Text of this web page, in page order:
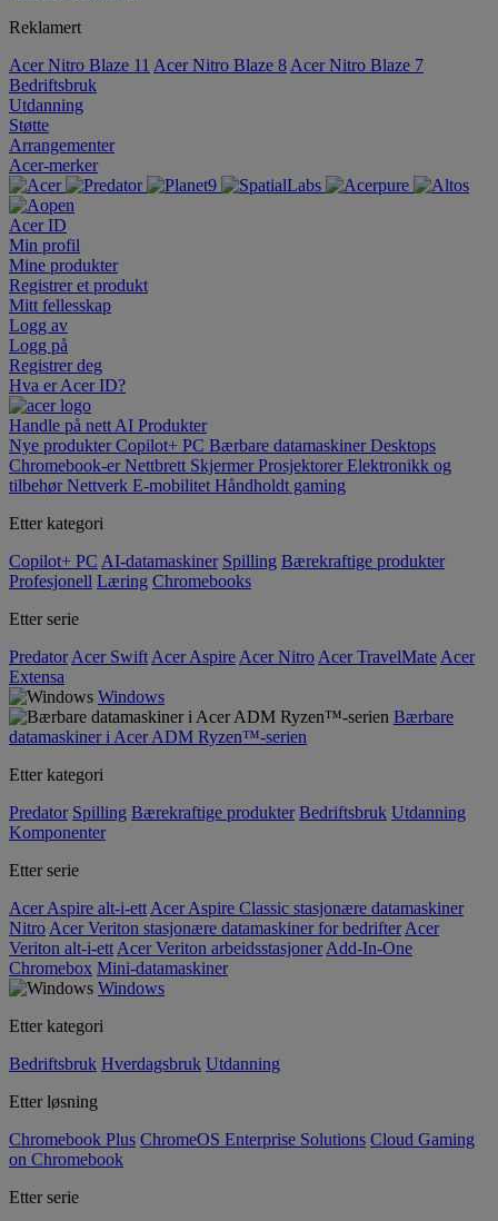
Reklamert
Acer Nitro Blaze 11 Acer Nitro Blaze 8 Acer Nitro Blaze 7
Bedriftsbruk
Utdanning
Støtte
Arrangementer
Acer-merker
Acer ID
Min profil
Mine produkter
Registrer et produkt
Mitt fellesskap
Logg av
Logg på
Registrer deg
Hva er Acer ID?
Handle på nett AI Produkter
Nye produkterCopilot+ PC Bærbare datamaskinerDesktops
Chromebook-erNettbrett SkjermerProsjektorerElektronikk og
tilbehørNettverk E-mobilitet Håndholdt gaming
Etter kategori
Copilot+ PC AI-datamaskiner Spilling Bærekraftige produkter
Profesjonell Læring Chromebooks
Etter serie
Predator Acer Swift Acer Aspire Acer Nitro Acer TravelMate Acer
Extensa
Windows
Bærbare
datamaskiner i Acer ADM Ryzen™-serien
Etter kategori
Predator Spilling Bærekraftige produkter Bedriftsbruk Utdanning
Komponenter
Etter serie
Acer Aspire alt-i-ett Acer Aspire Classic stasjonære datamaskiner
Nitro Acer Veriton stasjonære datamaskiner for bedrifter Acer
Veriton alt-i-ett Acer Veriton arbeidsstasjoner Add-In-One
Chromebox Mini-datamaskiner
Windows
Etter kategori
Bedriftsbruk Hverdagsbruk Utdanning
Etter løsning
Chromebook Plus ChromeOS Enterprise Solutions Cloud Gaming
on Chromebook
Etter serie